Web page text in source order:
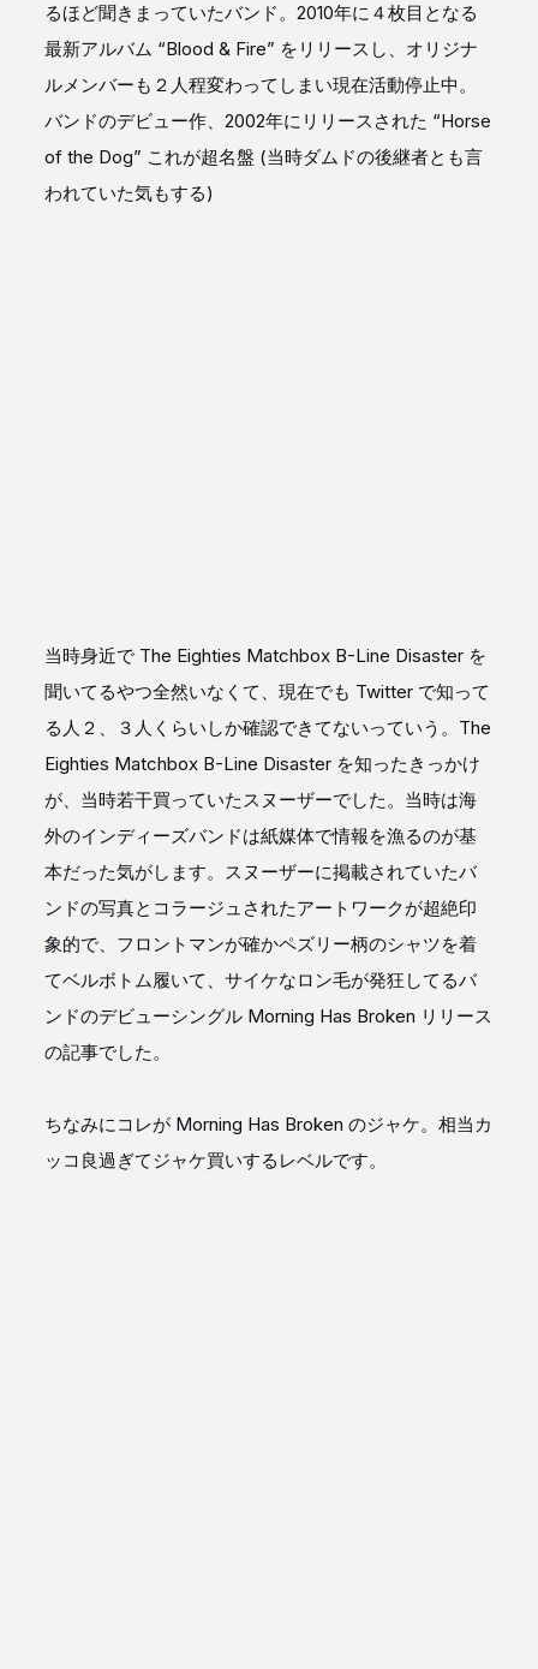
るほど聞きまっていたバンド。2010年に４枚目となる
最新アルバム “Blood & Fire” をリリースし、オリジナ
ルメンバーも２人程変わってしまい現在活動停止中。
バンドのデビュー作、2002年にリリースされた “Horse
of the Dog” これが超名盤 (当時ダムドの後継者とも言
われていた気もする)
当時身近で The Eighties Matchbox B-Line Disaster を
聞いてるやつ全然いなくて、現在でも Twitter で知って
る人２、３人くらいしか確認できてないっていう。The
Eighties Matchbox B-Line Disaster を知ったきっかけ
が、当時若干買っていたスヌーザーでした。当時は海
外のインディーズバンドは紙媒体で情報を漁るのが基
本だった気がします。スヌーザーに掲載されていたバ
ンドの写真とコラージュされたアートワークが超絶印
象的で、フロントマンが確かペズリー柄のシャツを着
てベルボトム履いて、サイケなロン毛が発狂してるバ
ンドのデビューシングル Morning Has Broken リリース
の記事でした。
ちなみにコレが Morning Has Broken のジャケ。相当カ
ッコ良過ぎてジャケ買いするレベルです。